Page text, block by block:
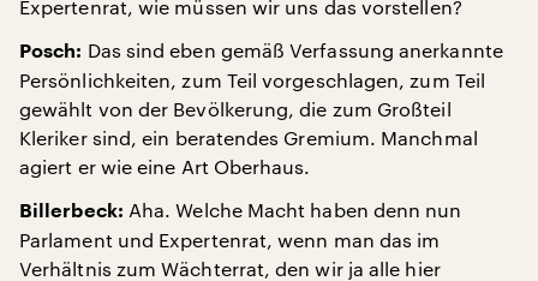
Expertenrat, wie müssen wir uns das vorstellen?
Posch: Das sind eben gemäß Verfassung anerkannte
Persönlichkeiten, zum Teil vorgeschlagen, zum Teil
gewählt von der Bevölkerung, die zum Großteil
Kleriker sind, ein beratendes Gremium. Manchmal
agiert er wie eine Art Oberhaus.
Billerbeck: Aha. Welche Macht haben denn nun
Parlament und Expertenrat, wenn man das im
Verhältnis zum Wächterrat, den wir ja alle hier